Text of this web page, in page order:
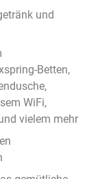
und
Betten,
WiFi,
vielem mehr